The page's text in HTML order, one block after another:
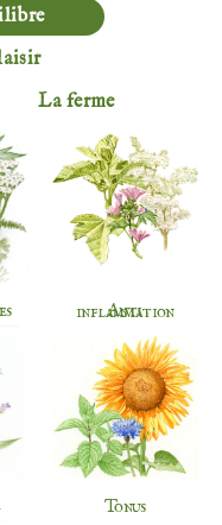
La ferme
Tonus
Anti inflammation